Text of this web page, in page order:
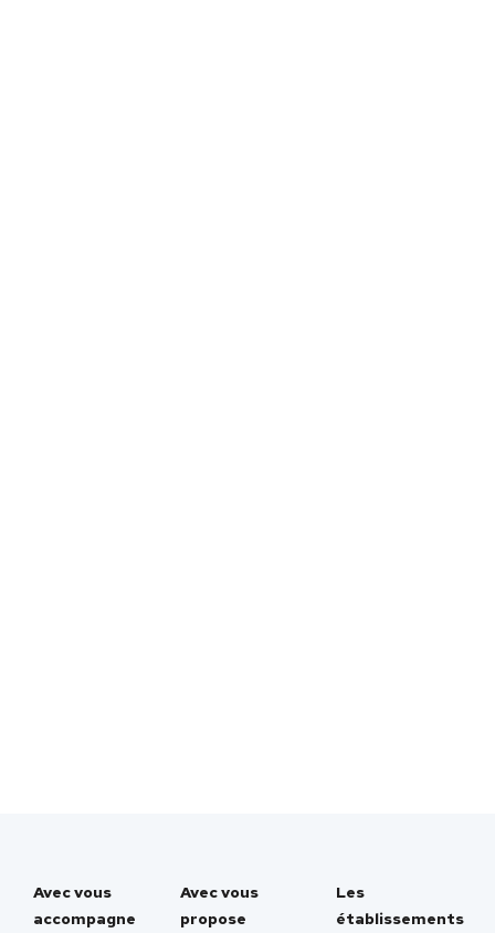
Avec vous
accompagne
Avec vous
propose
Les
établissements